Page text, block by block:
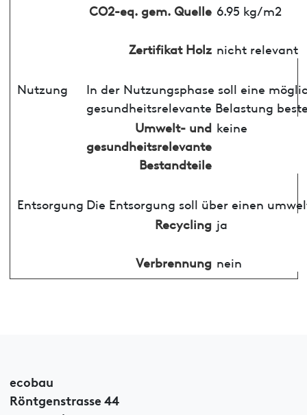
CO2-eq. gem. Quelle 6.95 kg/m2
Zertifikat Holz nicht relevant
Nutzung
In der Nutzungsphase soll eine
gesundheitsrelevante Belastung
Umwelt- und
gesundheitsrelevante
Bestandteile
keine
Entsorgung Die Entsorgung soll über einen
Recycling ja
Verbrennung nein
ecobau
Röntgenstrasse 44